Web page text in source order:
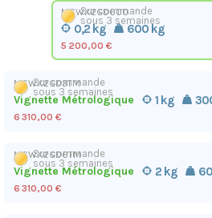
MCWX2GD600
0,2 kg 600 kg
5 200,00 €
Sur commande
sous 3 semaines
MCWX2GD3TM
Vignette Métrologique 1 kg
6 310,00 €
Sur commande
sous 3 semaines
MCWX2GD6TM
Vignette Métrologique 2 kg
6 310,00 €
Sur commande
sous 3 semaines